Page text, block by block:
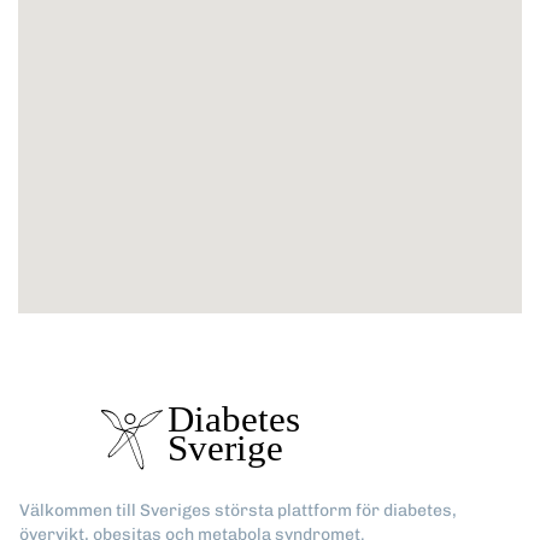
Välkommen till Sveriges största plattform för diabetes,
övervikt, obesitas och metabola syndromet.